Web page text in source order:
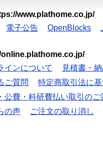
www.plathome.co.jp/
電子公告 OpenBlocks
online.plathome.co.jp/
インについて
見積書・
ご質問
特定商取引法に
公費・科研費払い取引のご
の声 ご注文の取り消し